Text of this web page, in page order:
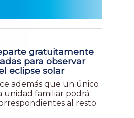
gratuitamente
para observar
eclipse solar
además que un único
unidad familiar podrá
al resto